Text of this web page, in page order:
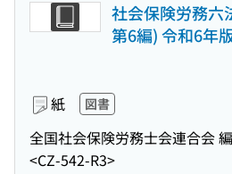
社会保険労務六
第6編) 令和6年
紙 図書
全国社会保険労務士会連合会 編
<CZ-542-R3>